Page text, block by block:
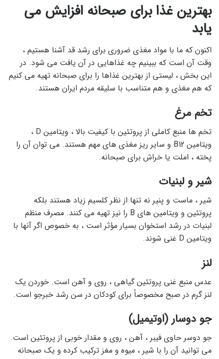
بهترین غذا برای صبحانه افزایش می
یابد
اکنون که ما با مواد مغذی ضروری برای رشد قد آشنا هستیم ،
وقت آن است که ببینیم چه غذاهایی در آن یافت می شود. در
این بخش ، لیستی از بهترین غذاها را برای صبحانه تهیه می کنیم
که هم مغذی و هم متناسب با سلیقه مردم ایران هستند.
تخم مرغ
تخم ها منبع کاملی از پروتئین با کیفیت بالا ، ویتامین D ،
ویتامین B12 و سایر ریز مغذی های مهم هستند. می توان آن را
پخته ، املت یا خراش برای صبحانه.
شیر و لبنیات
شیر ، ماست و پنیر نه تنها از نظر کلسیم زیاد هستند بلکه
پروتئین و ویتامین های B را نیز تهیه می کنند. مصرف منظم
لبنیات در رشد استخوان بسیار مؤثر است ، به خصوص اگر آنها با
ویتامین D غنی شوند.
لنز
عدس منبع غنی پروتئین گیاهی ، روی و آهن است. خوردن یک
لنز گرم در صبح مخصوصاً برای کودکان در سن رشد خبرجو است.
جو دوسار (اوتیمیل)
جو دوسر حاوی فیبر ، آهن ، روی و مقدار خوبی از پروتئین است.
می توانید آن را با شیر ، میوه و مغز ترکیب کرده و یک صبحانه